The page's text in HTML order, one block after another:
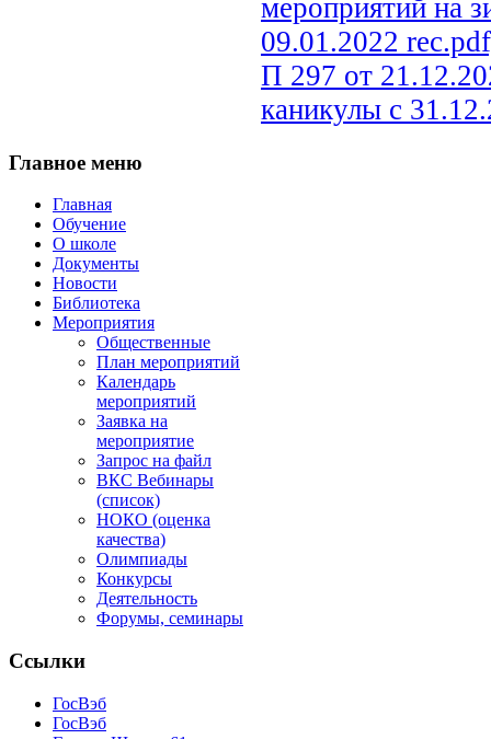
П 297 от
каникулы с
Главное меню
Главная
Обучение
О школе
Документы
Новости
Библиотека
Мероприятия
Общественные
План мероприятий
Календарь
мероприятий
Заявка на
мероприятие
Запрос на файл
ВКС Вебинары
(список)
НОКО (оценка
качества)
Олимпиады
Конкурсы
Деятельность
Форумы, семинары
Ссылки
ГосВэб
ГосВэб